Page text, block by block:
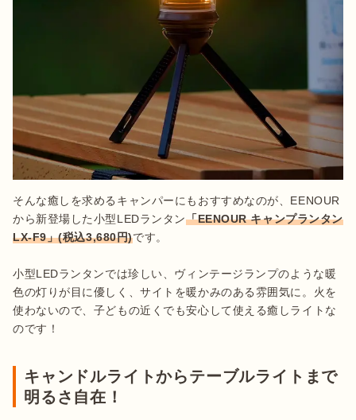
そんな癒しを求めるキャンパーにもおすすめなのが、EENOUR
から新登場した小型LEDランタン「EENOUR キャンプランタン
LX-F9」(税込3,680円)です。
小型LEDランタンでは珍しい、ヴィンテージランプのような暖
色の灯りが目に優しく、サイトを暖かみのある雰囲気に。火を
使わないので、子どもの近くでも安心して使える癒しライトな
のです！
キャンドルライトからテーブルライトまで
明るさ自在！